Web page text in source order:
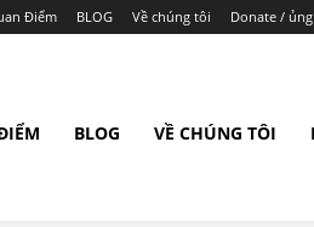
Điểm BLOG Về chúng tôi Donate /
BLOG VỀ CHÚNG TÔI